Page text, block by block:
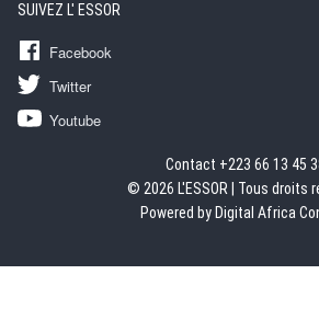
SUIVEZ L' ESSOR
Facebook
Twitter
Youtube
Contact +223 66 13 45
© 2026 L'ESSOR | Tous droits
Powered by Digital Africa